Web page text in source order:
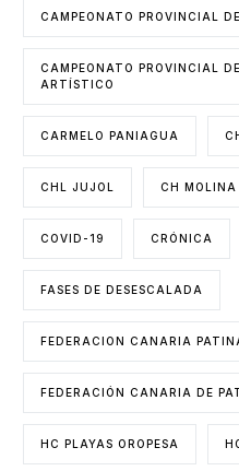
CAMPEONATO PROVINCIAL
CAMPEONATO PROVINCIAL
ARTÍSTICO
CARMELO PANIAGUA
CHL JUJOL CH MOLINA
COVID-19 CRÓNICA
FASES DE DESESCALADA
FEDERACION CANARIA
FEDERACIÓN CANARIA DE
HC PLAYAS OROPESA